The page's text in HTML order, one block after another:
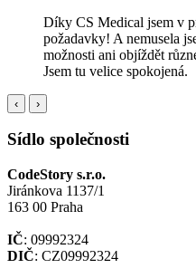
Díky CS Medical jsem v
požadavky! A nemusela
možnosti ani objíždět
Jsem tu velice spokojená.
‹ ›
Sídlo společnosti
CodeStory s.r.o.
Jiránkova 1137/1
163 00 Praha
IČ: 09992324
DIČ: CZ09992324